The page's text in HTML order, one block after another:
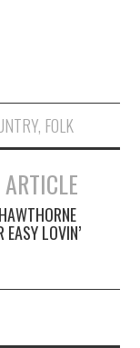
, FOLK
EASY LOVIN’